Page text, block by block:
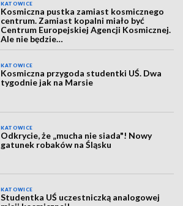
KATOWICE
Kosmiczna pustka zamiast kosmicznego
centrum. Zamiast kopalni miało być
Centrum Europejskiej Agencji Kosmicznej.
Ale nie będzie…
KATOWICE
Kosmiczna przygoda studentki UŚ. Dwa
tygodnie jak na Marsie
KATOWICE
Odkrycie, że „mucha nie siada"! Nowy
gatunek robaków na Śląsku
KATOWICE
Studentka UŚ uczestniczką analogowej